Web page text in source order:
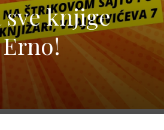
sve knjige